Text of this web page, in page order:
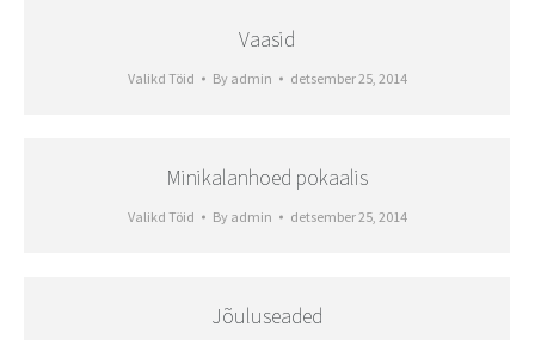
Vaasid
Valikd Töid By admin detsember 25, 2014
Minikalanhoed pokaalis
Valikd Töid By admin detsember 25, 2014
Jõuluseaded